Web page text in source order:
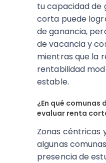
tu capacidad de
corta puede
de ganancia,
de vacancia y
mientras que la
rentabilidad
estable.​
¿En qué comunas
evaluar renta
Zonas céntricas
algunas
presencia de